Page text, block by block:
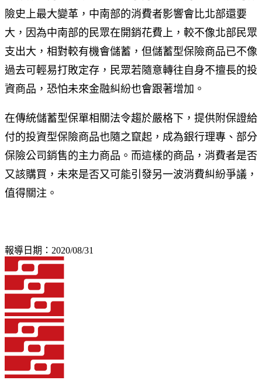
險史上最大變革，中南部的消費者影響會比北部還要
大，因為中南部的民眾在開銷花費上，較不像北部民眾
支出大，相對較有機會儲蓄，但儲蓄型保險商品已不像
過去可輕易打敗定存，民眾若隨意轉往自身不擅長的投
資商品，恐怕未來金融糾紛也會跟著增加。
在傳統儲蓄型保單相關法令趨於嚴格下，提供附保證給
付的投資型保險商品也隨之竄起，成為銀行理專、部分
保險公司銷售的主力商品。而這樣的商品，消費者是否
又該購買，未來是否又可能引發另一波消費糾紛爭議，
值得關注。
報導日期：2020/08/31